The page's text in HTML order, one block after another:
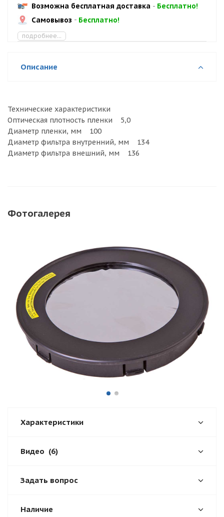
Возможна бесплатная доставка - Бесплатно!
Самовывоз - Бесплатно!
подробнее...
Описание
Технические характеристики
Оптическая плотность пленки 5,0
Диаметр пленки, мм 100
Диаметр фильтра внутренний, мм 134
Диаметр фильтра внешний, мм 136
Фотогалерея
Характеристики
Видео (6)
Задать вопрос
Наличие